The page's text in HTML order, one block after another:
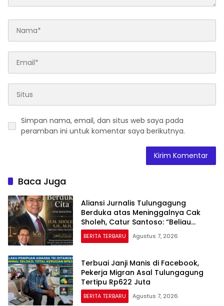
Simpan nama, email, dan situs web saya pada
peramban ini untuk komentar saya berikutnya.
Baca Juga
Aliansi Jurnalis Tulungagung
Berduka atas Meninggalnya Cak
Sholeh, Catur Santoso: “Beliau
Pejuang Keadilan yang Vokal”
BERITA TERBARU Agustus 7, 2026
Terbuai Janji Manis di Facebook,
Pekerja Migran Asal Tulungagung
Tertipu Rp622 Juta
BERITA TERBARU Agustus 7, 2026